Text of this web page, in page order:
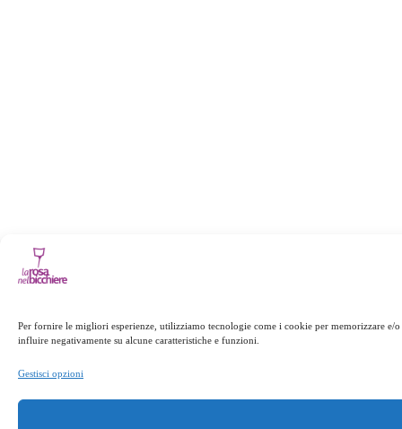
Per fornire le migliori esperienze, utilizziamo tecnologie come i cookie per memorizzare
influire negativamente su alcune caratteristiche e funzioni.
Gestisci opzioni